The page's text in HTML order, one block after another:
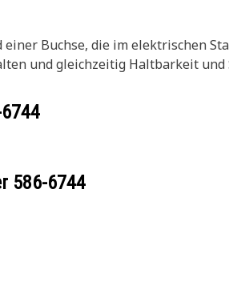
Buchse, die im elektrischen
und gleichzeitig Haltbarkeit
586-6744